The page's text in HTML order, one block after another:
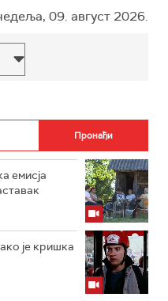
09. август 2026.
емисја
је кришка